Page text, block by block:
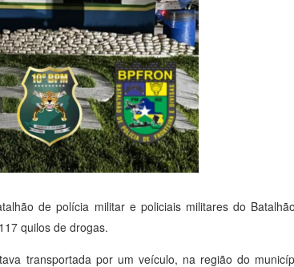
de polícia militar e policiais militares do
quilos de drogas.
transportada por um veículo, na região do